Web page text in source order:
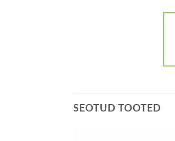
SEOTUD TOOTED